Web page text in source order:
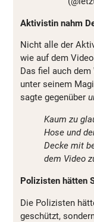
Aktivistin nahm
Nicht alle der
wie auf dem
Das fiel auch
unter seinem
sagte gegenüber
Kaum zu
Hose und
Decke mit
dem Video
Polizisten hätten
Die Polizisten
geschützt,